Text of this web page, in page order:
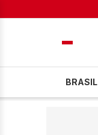
BRASIL